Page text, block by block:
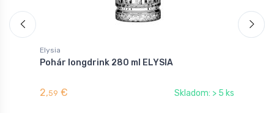
Elysia
Pohár longdrink 280 ml ELYSIA
2,59 € Skladom: > 5 ks